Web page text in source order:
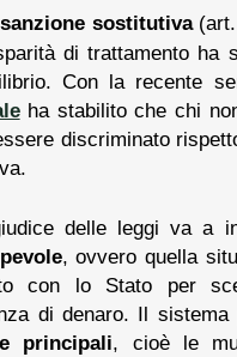
sanzione sostitutiva
di trattamento ha
Con la recente
ha stabilito che chi
discriminato
delle leggi va a
, ovvero quella
con lo Stato per
di denaro. Il
principali, cioè le